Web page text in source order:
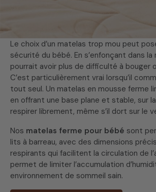
Le choix d’un matelas trop mou peut
sécurité du bébé. En s’enfonçant dans
pourrait avoir plus de difficulté à bouger
C’est particulièrement vrai lorsqu’il
tout seul. Un matelas en mousse ferme
en offrant une base plane et stable, sur
respirer librement, même s’il dort sur le
Nos matelas ferme pour bébé sont
lits à barreau, avec des dimensions
respirants qui facilitent la circulation de
permet de limiter l’accumulation
environnement de sommeil sain.